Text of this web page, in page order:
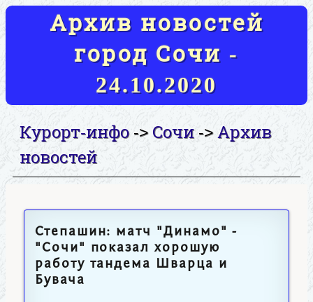
Архив новостей
город Сочи -
24.10.2020
Курорт-инфо-> Сочи->Архив
новостей
Степашин: матч "Динамо" -
"Сочи" показал хорошую
работу тандема Шварца и
Бувача